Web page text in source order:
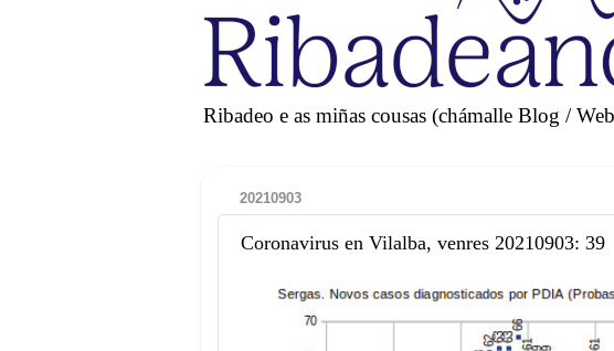
Ribadeo e as miñas cousas (chámalle Blog /
20210903
Coronavirus en Vilalba, venres 20210903: 39